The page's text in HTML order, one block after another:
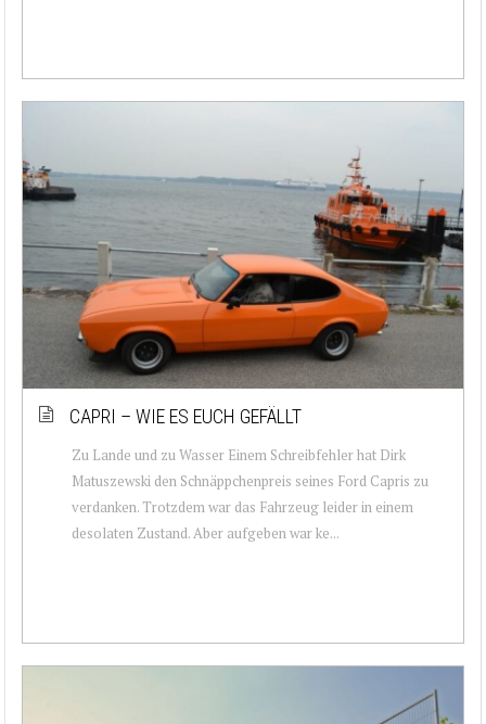
CAPRI – WIE ES EUCH GEFÄLLT
Zu Lande und zu Wasser Einem Schreibfehler hat Dirk
Matuszewski den Schnäppchenpreis seines Ford Capris zu
verdanken. Trotzdem war das Fahrzeug leider in einem
desolaten Zustand. Aber aufgeben war ke...